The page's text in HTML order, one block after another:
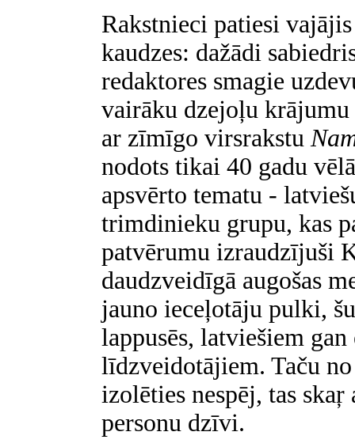
Rakstnieci patiesi
kaudzes: dažādi
redaktores smagie
vairāku dzejoļu krājumu
ar zīmīgo virsrakstu
nodots tikai 40 gadu
apsvērto tematu -
trimdinieku grupu, kas
patvērumu izraudzījuši
daudzveidīgā augošas
jauno ieceļotāju pulki,
lappusēs, latviešiem
līdzveidotājiem. Taču
izolēties nespēj, tas
personu dzīvi.